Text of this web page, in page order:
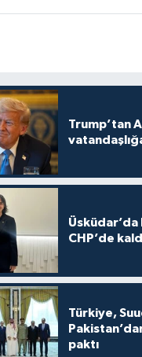
Trump’tan
CHP’de
Türkiye,
paktı